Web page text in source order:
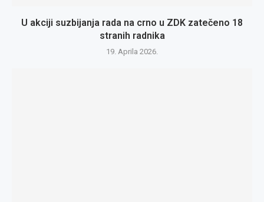
U akciji suzbijanja rada na crno u ZDK zatečeno 18
stranih radnika
19. Aprila 2026.